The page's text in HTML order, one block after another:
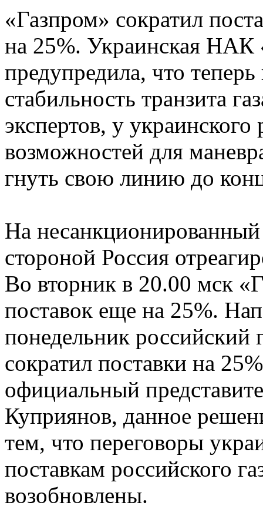
«Газпром» сократил
на 25%. Украинская НАК
предупредила, что
стабильность транзита
экспертов, у украинского
возможностей для
гнуть свою линию до
На несанкционированный
стороной Россия
Во вторник в 20.00 мск
поставок еще на 25%.
понедельник российский
сократил поставки на
официальный
Куприянов, данное
тем, что переговоры
поставкам российского
возобновлены.